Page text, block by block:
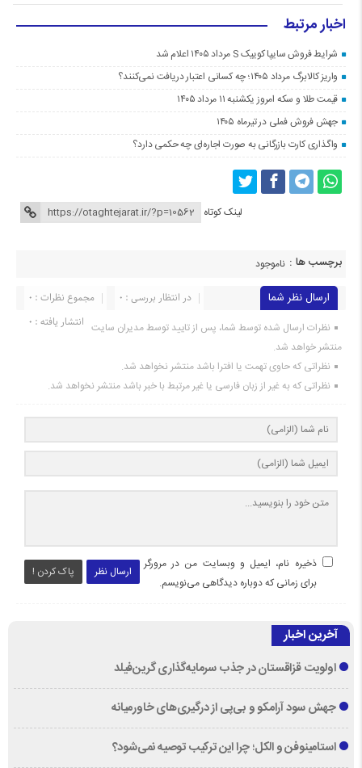
اخبار مرتبط
شرایط فروش سایپا کوییک S مرداد ۱۴۰۵ اعلام شد
واریز کالابرگ مرداد ۱۴۰۵؛ چه کسانی اعتبار دریافت نمی‌کنند؟
قیمت طلا و سکه امروز یکشنبه ۱۱ مرداد ۱۴۰۵
جهش فروش فملی در تیرماه ۱۴۰۵
واگذاری کارت بازرگانی به صورت اجاره‌ای چه حکمی دارد؟
لینک کوتاه
برچسب ها : ناموجود
ارسال نظر شما مجموع نظرات : 0
در انتظار بررسی : 0
انتشار یافته : 0 نظرات ارسال شده توسط شما، پس از تایید توسط مدیران سایت
منتشر خواهد شد.
نظراتی که حاوی تهمت یا افترا باشد منتشر نخواهد شد.
نظراتی که به غیر از زبان فارسی یا غیر مرتبط با خبر باشد منتشر نخواهد شد.
ارسال نظر پاک کردن !
ذخیره نام، ایمیل و وبسایت من در مرورگر
برای زمانی که دوباره دیدگاهی می‌نویسم.
آخرین اخبار
اولویت قزاقستان در جذب سرمایه‌گذاری گرین‌فیلد
جهش سود آرامکو و بی‌پی از درگیری‌های خاورمیانه
استامینوفن و الکل؛ چرا این ترکیب توصیه نمی‌شود؟